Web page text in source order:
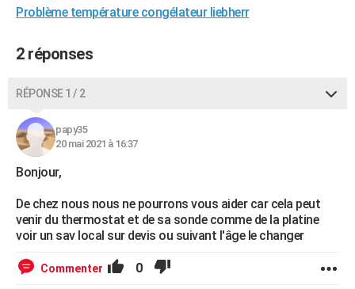
Dictionnaire
Biographies
Citations
Expressions
Proverbes
PROGRAMME TV
Bricolage
Lifestyle
Culture
Sport
Auto
Television
Voyage
Cinema
Problème température congélateur liebherr
2 réponses
RÉPONSE 1 / 2
papy35
20 mai 2021 à 16:37
Bonjour,
De chez nous nous ne pourrons vous aider car cela peut
venir du thermostat et de sa sonde comme de la platine
voir un sav local sur devis ou suivant l'âge le changer
Commenter 0